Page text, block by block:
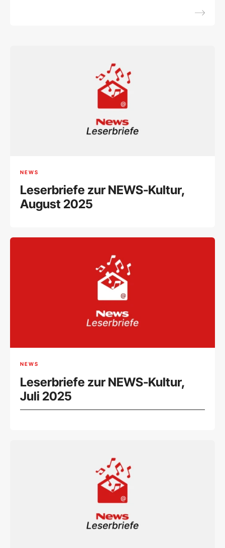
NEWS
Leserbriefe zur NEWS-Kultur,
August 2025
NEWS
Leserbriefe zur NEWS-Kultur,
Juli 2025